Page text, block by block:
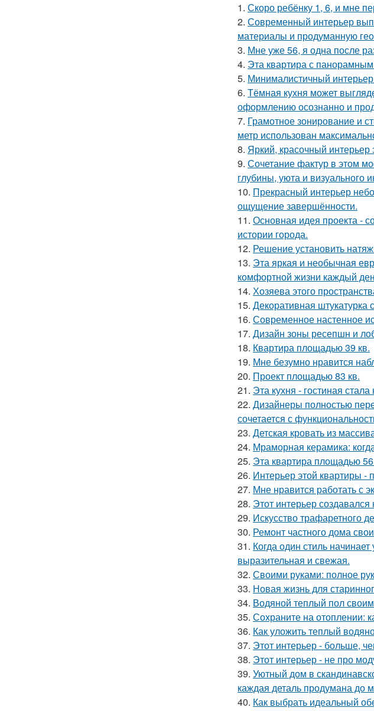
1. Скоро ребёнку 1, 6, и мне
2. Современный интерьер
материалы и продуманную
3. Мне уже 56, я одна после
4. Эта квартира с
5. Минималистичный
6. Тёмная кухня может
оформлению осознанно и
7. Грамотное зонирование и
метр использован
8. Яркий, красочный
9. Сочетание фактур в этом
глубины, уюта и визуального
10. Прекрасный интерьер
ощущение завершённости.
11. Основная идея проекта -
истории города.
12. Решение установить
13. Эта яркая и необычная
комфортной жизни каждый
14. Хозяева этого
15. Декоративная штукатурка
16. Современное настенное
17. Дизайн зоны ресепшн и
18. Квартира площадью 39 кв.
19. Мне безумно нравится
20. Проект площадью 83 кв.
21. Эта кухня - гостиная
22. Дизайнеры полностью
сочетается с
23. Детская кровать из
24. Мраморная керамика:
25. Эта квартира площадью 56
26. Интерьер этой квартиры -
27. Мне нравится работать с
28. Этот интерьер
29. Искусство трафаретного
30. Ремонт частного дома
31. Когда один стиль
выразительная и свежая.
32. Своими руками: полное
33. Новая жизнь для
34. Водяной теплый пол
35. Сохраните на отоплении:
36. Как уложить теплый
37. Этот интерьер - больше,
38. Этот интерьер - не про
39. Уютный дом в
каждая деталь продумана до
40. Как выбрать идеальный